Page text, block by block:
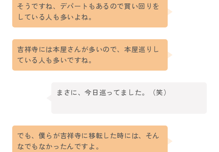
そうですね、デパートもあるので買い回りを
している人も多いよね。
吉祥寺には本屋さんが多いので、本屋巡りし
ている人も多いですね。
まさに、今日巡ってました。（笑）
でも、僕らが吉祥寺に移転した時には、そん
なでもなかったんですよ。